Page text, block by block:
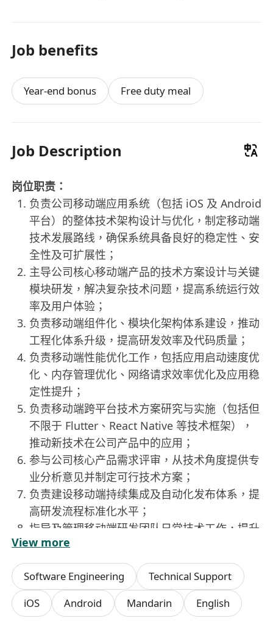
Job benefits
Year-end bonus Free duty meal
Job Description
岗位职责：
负责公司移动端应用系统（包括 iOS 及 Android
平台）的整体技术架构设计与优化，制定移动端
技术发展路线，确保系统具备良好的稳定性、安
全性及可扩展性；
主导公司核心移动端产品的技术方案设计与关键
模块研发，解决复杂技术问题，提高系统运行效
率及用户体验；
负责移动端组件化、模块化架构体系建设，推动
工程化体系升级，提高研发效率及代码质量；
负责移动端性能优化工作，包括应用启动速度优
化、内存管理优化、网络请求效率优化及应用稳
定性提升；
负责移动端跨平台技术方案研究与实施（包括但
不限于 Flutter、React Native 等技术框架），
推动新技术在公司产品中的应用；
参与公司核心产品需求评审，从技术角度提供专
业分析意见并制定可行技术方案；
负责建设移动端持续集成及自动化发布体系，提
高研发流程标准化水平；
指导及管理移动端研发团队日常技术工作，提升
团队整体技术能力；
与产品、后端研发及测试团队保持密切协作，推
动公司核心产品持续优化与迭代升级；
持续跟踪移动互联网行业前沿技术发展趋势，并
结合公司业务发展需求推动技术创新。
View more
Software Engineering
Technical Support
iOS
Android Mandarin English